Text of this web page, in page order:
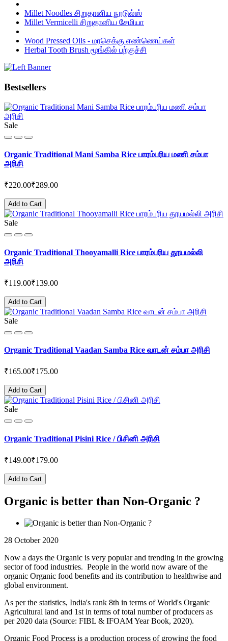
Millet Noodles சிறுதானிய நூடுல்ஸ்
Millet Vermicelli சிறுதானிய சேமியா
Wood Pressed Oils - மரசெக்கு எண்ணெய்கள்
Herbal Tooth Brush மூங்கில் பற்குச்சி
Bestsellers
Sale
Organic Traditional Mani Samba Rice பாரம்பரிய மணி சம்பா
அரிசி
₹220.00₹289.00
Add to Cart
Sale
Organic Traditional Thooyamalli Rice பாரம்பரிய தூயமல்லி
அரிசி
₹119.00₹139.00
Add to Cart
Sale
Organic Traditional Vaadan Samba Rice வாடன் சம்பா அரிசி
₹165.00₹175.00
Add to Cart
Sale
Organic Traditional Pisini Rice / பிசினி அரிசி
₹149.00₹179.00
Add to Cart
Organic is better than Non-Organic ?
28 October 2020
Now a days the Organic is very popular and trending in the growing
sector of food industries. People in the world now aware of the
organic Organic food benefits and its contribution to healthwise and
global environment.
As per the statistics, India's rank 8th in terms of World's Organic
Agricultural land and 1st in terms of total number of producers as
per 2020 data (Source: FIBL & IFOAM Year Book, 2020).
Organic Food Process is a production process of growing the food